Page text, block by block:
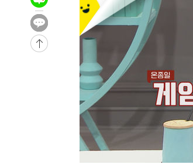
3시간 전 >
11시간 압수수색에 성접대 파문까지…'
3시간 전 >
[속보]규제합리화위원회 부위원장에
후임
-15915초 전 >
이강인, 폭염 속 AT마드리드 첫
미 사업체 일자리, 7월에 2.3만개
[속보] 미 사업체, 일자리 7월에
[속보]이 대통령 "부동산 공급 기존
이란, "오만과 '중앙 단일 루트' 합의
"낮 기온 소폭 하락"…수도권 폭염중대
[속보]이 대통령, '호우피해' 안동·의성